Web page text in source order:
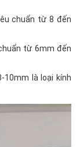
chuẩn từ 8 đến
từ 6mm đến
10mm là loại kính